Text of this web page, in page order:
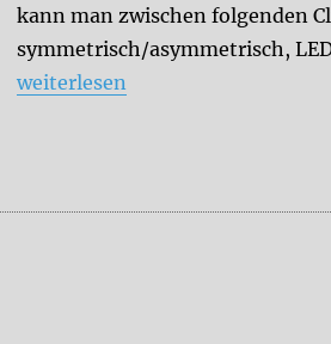
kann man zwischen folgenden
symmetrisch/asymmetrisch,
„Mod: Interner Clipping Switch“
weiterlesen